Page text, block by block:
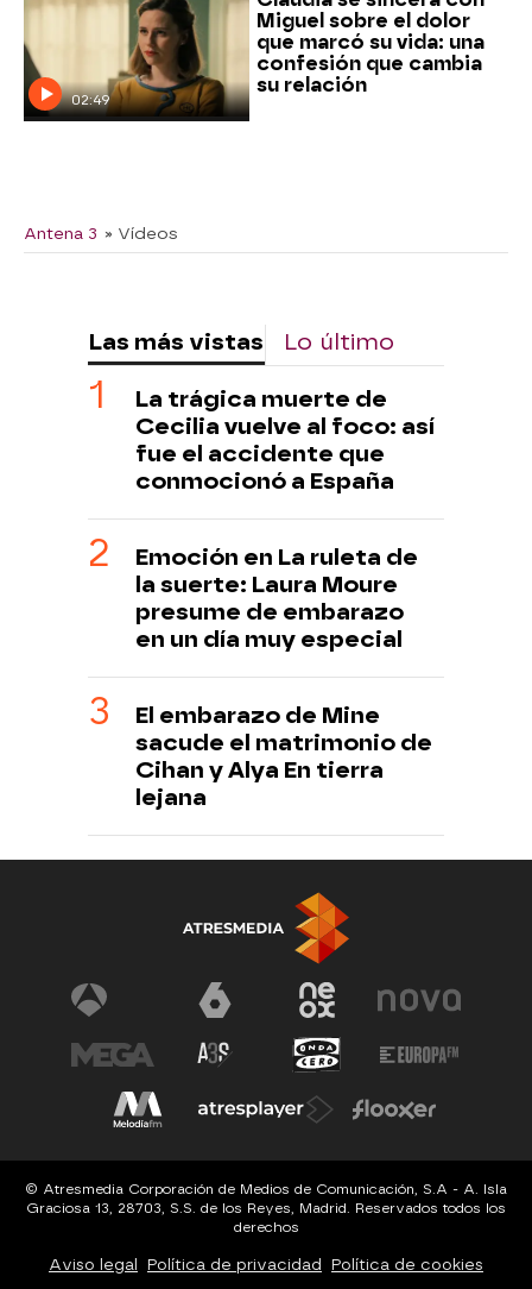
02:49
Miguel sobre el dolor
que marcó su vida: una
confesión que cambia
su relación
Antena 3 » Vídeos
Las más vistas Lo último
La trágica muerte de
Cecilia vuelve al foco: así
fue el accidente que
conmocionó a España
Emoción en La ruleta de
la suerte: Laura Moure
presume de embarazo
en un día muy especial
El embarazo de Mine
sacude el matrimonio de
Cihan y Alya En tierra
lejana
© Atresmedia Corporación de Medios de Comunicación, S.A - A. Isla
Graciosa 13, 28703, S.S. de los Reyes, Madrid. Reservados todos los
derechos
Aviso legal Política de privacidad Política de cookies